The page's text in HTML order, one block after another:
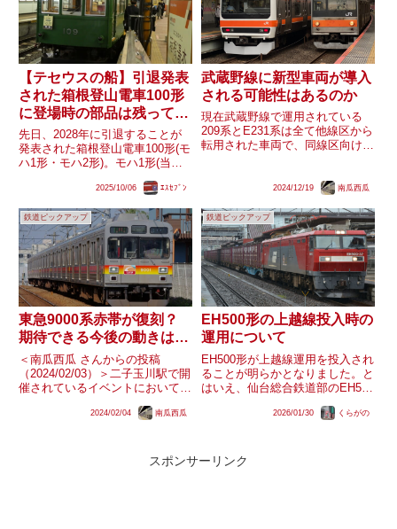
は...
【テセウスの船】引退発表
された箱根登山電車100形
に登場時の部品は残ってい
るのか？
先日、2028年に引退することが
発表された箱根登山電車100形(モ
ハ1形・モハ2形)。モハ1形(当時
車開業時から走っており、国内の
鉄道車両としては最古のものとさ
れていますが、一方でモハ2形を
含め昇圧に伴う...
2025/10/06 ｴｽｾﾌﾞﾝ
武蔵野線に新型車両が導入
される可能性はあるのか
現在武蔵野線で運用されている
209系とE231系は全て他線区から
転用された車両で、同線区向けに
なっています。他のJR東日本首
これ以前に遡る線区はな...
2024/12/19 南瓜西瓜
鉄道ピックアップ
東急9000系赤帯が復刻？
期待できる今後の動きは…
＜南瓜西瓜 さんからの投稿
（2024/02/03）＞二子玉川駅で開
催されているイベントにおいて、
ートの結果次第で東急9000系の
2024/02/04 南瓜西瓜
鉄道ピックアップ
EH500形の上越線投入時の
運用について
EH500形が上越線運用を投入され
ることが明らかとなりました。と
はいえ、仙台総合鉄道部のEH500
ており、上越線運用では車両側、
区では霜害（そうがい）...
2026/01/30 くらがの
スポンサーリンク